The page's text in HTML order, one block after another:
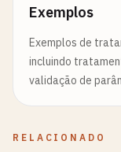
Exemplos
Exemplos de
incluindo
validação de
RELACIONADO